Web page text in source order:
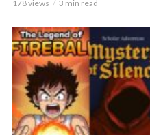
178 views 3 min read